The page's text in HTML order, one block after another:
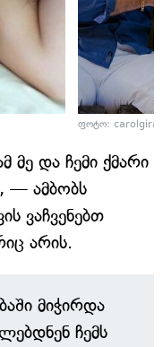
ფოტო:
მე და ჩემი ქმარი
— ამბობს
ვაჩვენებთ
არის.
მიჭირდა
ჩემს